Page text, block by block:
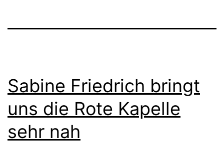
Sabine Friedrich bringt
uns die Rote Kapelle
sehr nah